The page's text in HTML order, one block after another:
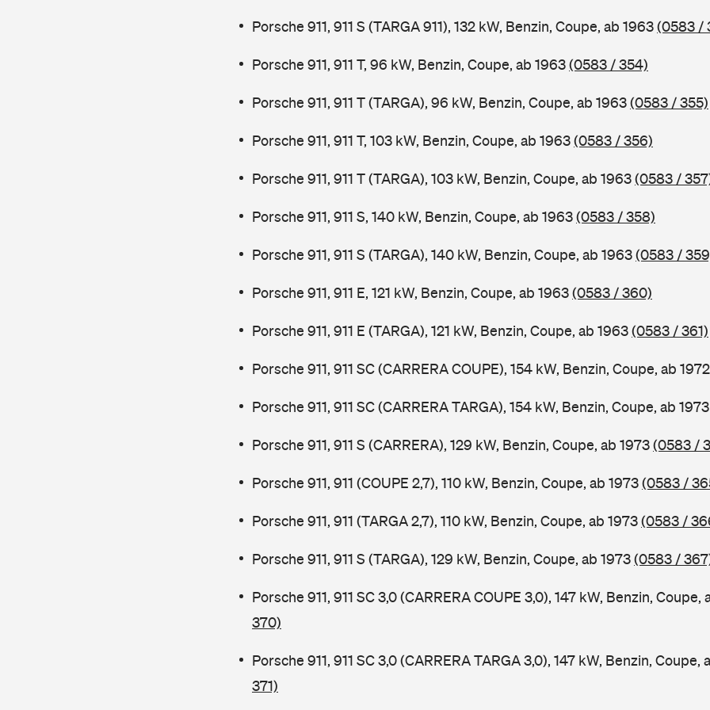
Porsche 911, 911 S (TARGA 911), 132 kW, Benzin, Coupe, ab 1963(0583 /
Porsche 911, 911 T, 96 kW, Benzin, Coupe, ab 1963(0583 / 354)
Porsche 911, 911 T (TARGA), 96 kW, Benzin, Coupe, ab 1963(0583 / 355)
Porsche 911, 911 T, 103 kW, Benzin, Coupe, ab 1963(0583 / 356)
Porsche 911, 911 T (TARGA), 103 kW, Benzin, Coupe, ab 1963(0583 /
Porsche 911, 911 S, 140 kW, Benzin, Coupe, ab 1963(0583 / 358)
Porsche 911, 911 S (TARGA), 140 kW, Benzin, Coupe, ab 1963(0583 /
Porsche 911, 911 E, 121 kW, Benzin, Coupe, ab 1963(0583 / 360)
Porsche 911, 911 E (TARGA), 121 kW, Benzin, Coupe, ab 1963(0583 / 361)
Porsche 911, 911 SC (CARRERA COUPE), 154 kW, Benzin, Coupe, ab 1972
Porsche 911, 911 SC (CARRERA TARGA), 154 kW, Benzin, Coupe, ab 1973
Porsche 911, 911 S (CARRERA), 129 kW, Benzin, Coupe, ab 1973(0583 /
Porsche 911, 911 (COUPE 2,7), 110 kW, Benzin, Coupe, ab 1973(0583 /
Porsche 911, 911 (TARGA 2,7), 110 kW, Benzin, Coupe, ab 1973(0583 /
Porsche 911, 911 S (TARGA), 129 kW, Benzin, Coupe, ab 1973(0583 /
Porsche 911, 911 SC 3,0 (CARRERA COUPE 3,0), 147 kW, Benzin, Coupe,
370)
Porsche 911, 911 SC 3,0 (CARRERA TARGA 3,0), 147 kW, Benzin, Coupe,
371)